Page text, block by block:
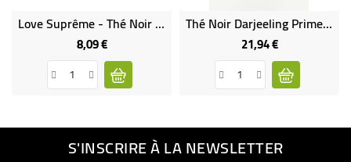
Love Suprême - Thé Noir Parfumé Épices Fleurs Bio & Équitable
8,09 €Prix
Thé Noir Darjeeling Primeur - Mineral Spring - Bio
21,94 €Prix
S'INSCRIRE À LA NEWSLETTER